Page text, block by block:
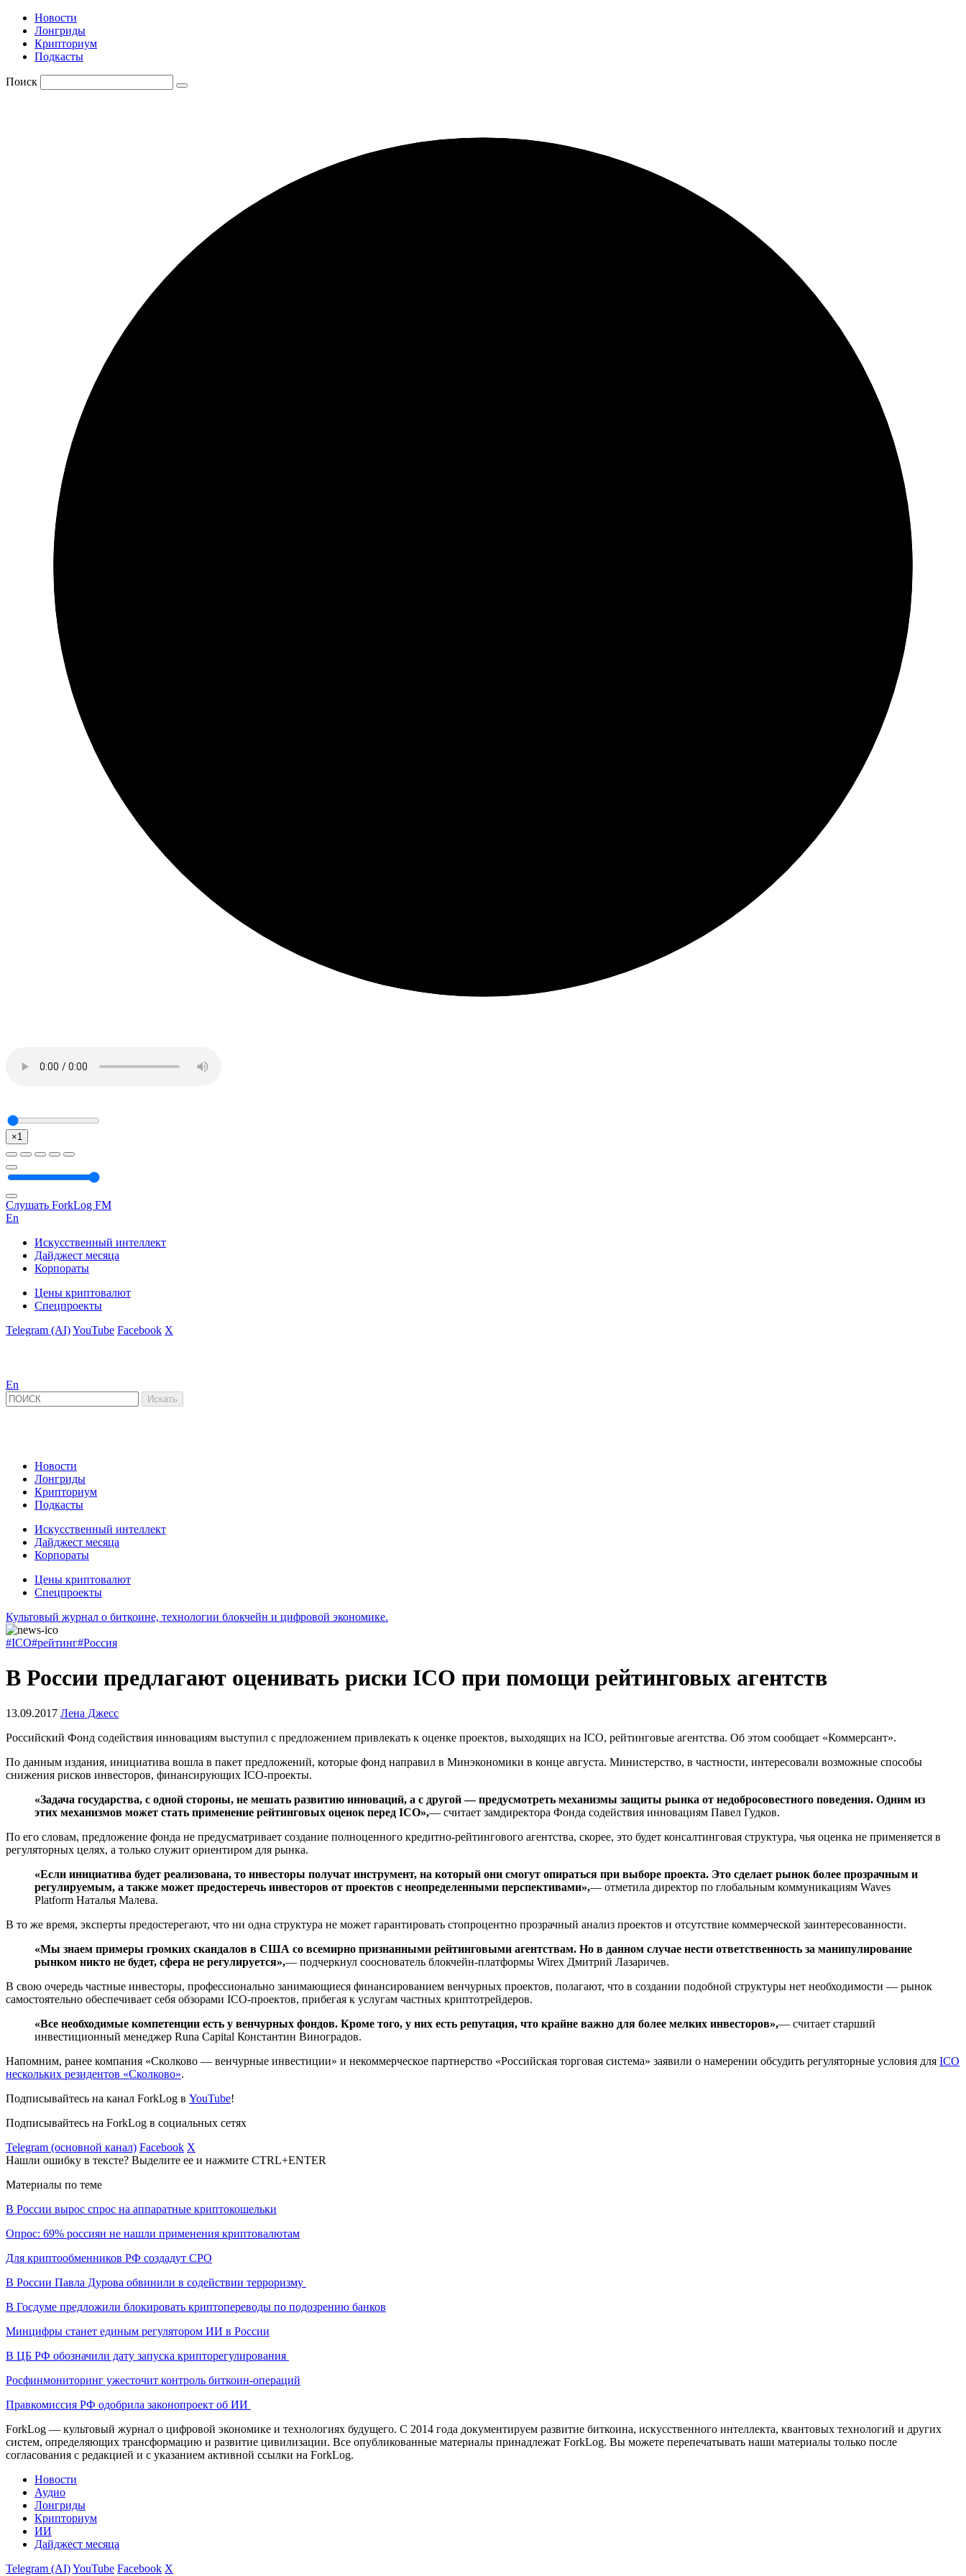
Новости
Лонгриды
Крипториум
Подкасты
Поиск
×1
Слушать ForkLog FM
En
Искусственный интеллект
Дайджест месяца
Корпораты
Цены криптовалют
Спецпроекты
Telegram (AI)YouTube Facebook X
En
Новости
Лонгриды
Крипториум
Подкасты
Искусственный интеллект
Дайджест месяца
Корпораты
Цены криптовалют
Спецпроекты
Культовый журнал о биткоине, технологии блокчейн и цифровой экономике.
#ICO#рейтинг#Россия
В России предлагают оценивать риски ICO при помощи рейтинговых агентств
13.09.2017 Лена Джесс
Российский Фонд содействия инновациям выступил с предложением привлекать к оценке проектов, выходящих на ICO, рейтинговые агентства. Об этом сообщает «Коммерсант».
По данным издания, инициатива вошла в пакет предложений, которые фонд направил в Минэкономики в конце августа. Министерство, в частности, интересовали возможные способы
снижения рисков инвесторов, финансирующих ICO-проекты.
«Задача государства, с одной стороны, не мешать развитию инноваций, а с другой — предусмотреть механизмы защиты рынка от недобросовестного поведения. Одним из
этих механизмов может стать применение рейтинговых оценок перед ICO»,— считает замдиректора Фонда содействия инновациям Павел Гудков.
По его словам, предложение фонда не предусматривает создание полноценного кредитно-рейтингового агентства, скорее, это будет консалтинговая структура, чья оценка не применяется в
регуляторных целях, а только служит ориентиром для рынка.
«Если инициатива будет реализована, то инвесторы получат инструмент, на который они смогут опираться при выборе проекта. Это сделает рынок более прозрачным и
регулируемым, а также может предостеречь инвесторов от проектов с неопределенными перспективами»,— отметила директор по глобальным коммуникациям Waves
Platform Наталья Малева.
В то же время, эксперты предостерегают, что ни одна структура не может гарантировать стопроцентно прозрачный анализ проектов и отсутствие коммерческой заинтересованности.
«Мы знаем примеры громких скандалов в США со всемирно признанными рейтинговыми агентствам. Но в данном случае нести ответственность за манипулирование
рынком никто не будет, сфера не регулируется»,— подчеркнул сооснователь блокчейн-платформы Wirex Дмитрий Лазаричев.
В свою очередь частные инвесторы, профессионально занимающиеся финансированием венчурных проектов, полагают, что в создании подобной структуры нет необходимости — рынок
самостоятельно обеспечивает себя обзорами ICO-проектов, прибегая к услугам частных криптотрейдеров.
«Все необходимые компетенции есть у венчурных фондов. Кроме того, у них есть репутация, что крайне важно для более мелких инвесторов»,— считает старший
инвестиционный менеджер Runa Capital Константин Виноградов.
Напомним, ранее компания «Сколково — венчурные инвестиции» и некоммерческое партнерство «Российская торговая система» заявили о намерении обсудить регуляторные условия для ICO
нескольких резидентов «Сколково».
Подписывайтесь на канал ForkLog в YouTube!
Подписывайтесь на ForkLog в социальных сетях
Telegram (основной канал) Facebook X
Нашли ошибку в тексте? Выделите ее и нажмите CTRL+ENTER
Материалы по теме
В России вырос спрос на аппаратные криптокошельки
Опрос: 69% россиян не нашли применения криптовалютам
Для криптообменников РФ создадут СРО
В России Павла Дурова обвинили в содействии терроризму
В Госдуме предложили блокировать криптопереводы по подозрению банков
Минцифры станет единым регулятором ИИ в России
В ЦБ РФ обозначили дату запуска крипторегулирования
Росфинмониторинг ужесточит контроль биткоин-операций
Правкомиссия РФ одобрила законопроект об ИИ
ForkLog — культовый журнал о цифровой экономике и технологиях будущего. С 2014 года документируем развитие биткоина, искусственного интеллекта, квантовых технологий и других
систем, определяющих трансформацию и развитие цивилизации. Все опубликованные материалы принадлежат ForkLog. Вы можете перепечатывать наши материалы только после
согласования с редакцией и с указанием активной ссылки на ForkLog.
Новости
Аудио
Лонгриды
Крипториум
ИИ
Дайджест месяца
Telegram (AI)YouTube Facebook X